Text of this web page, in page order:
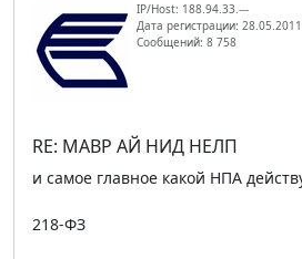
IP/Host: 188.94.33.---
Дата регистрации: 28.05.2011
Сообщений: 8 758
RE: МАВР АЙ НИД НЕЛП
и самое главное какой НПА
218-ФЗ